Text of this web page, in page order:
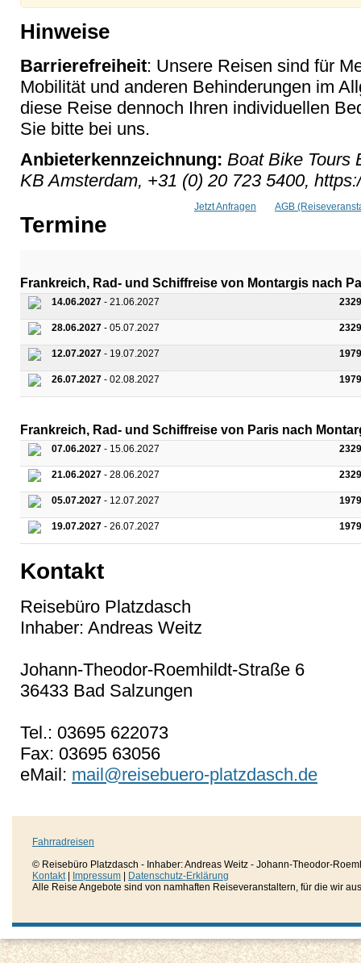
Hinweise
Barrierefreiheit: Unsere Reisen sind für
Mobilität und anderen Behinderungen im
diese Reise dennoch Ihren individuellen
Sie bitte bei uns.
Anbieterkennzeichnung: Boat Bike Tours
KB Amsterdam, +31 (0) 20 723 5400,
Jetzt Anfragen AGB
Termine
Frankreich, Rad- und Schiffreise von Montargis nach
14.06.2027 - 21.06.2027
28.06.2027 - 05.07.2027
12.07.2027 - 19.07.2027
26.07.2027 - 02.08.2027
Frankreich, Rad- und Schiffreise von Paris nach
07.06.2027 - 15.06.2027
21.06.2027 - 28.06.2027
05.07.2027 - 12.07.2027
19.07.2027 - 26.07.2027
Kontakt
Reisebüro Platzdasch
Inhaber: Andreas Weitz
Johann-Theodor-Roemhildt-Straße 6
36433 Bad Salzungen
Tel.: 03695 622073
Fax: 03695 63056
eMail: mail@reisebuero-platzdasch.de
Fahrradreisen
© Reisebüro Platzdasch - Inhaber: Andreas Weitz - Johann-Theodor-
Kontakt| Impressum
Datenschutz-Erklärung
Alle Reise Angebote sind von namhaften Reiseveranstaltern, für die wir